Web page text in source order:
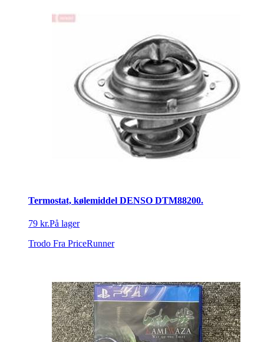
Termostat, kølemiddel DENSO DTM88200.
79 kr.På lager
Trodo Fra PriceRunner